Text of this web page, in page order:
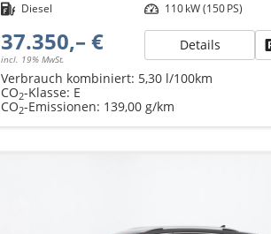
Kraftstoff Diesel Leistung 110 kW (150 PS)
37.350,– €
incl. 19% MwSt.
Details
Verbrauch kombiniert: 5,30 l/100km
CO2-Klasse: E
CO2-Emissionen: 139,00 g/km